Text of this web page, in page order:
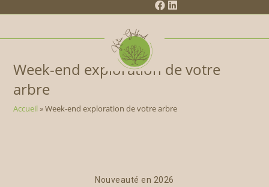
Week-end exploration de votre
arbre
Accueil »Week-end exploration de votre arbre
Nouveauté en 2026